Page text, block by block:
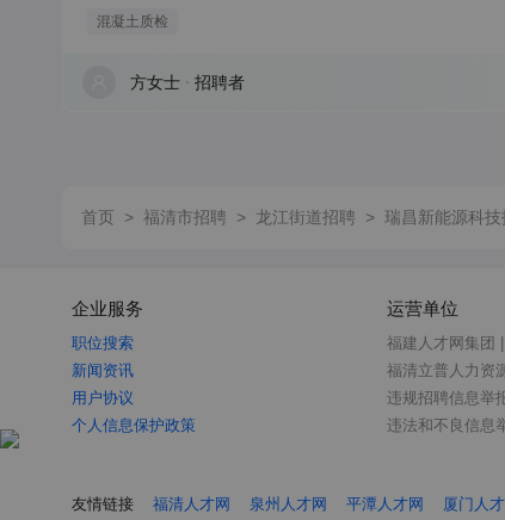
混凝土质检
方女士 招聘者
首页 > 福清市招聘 > 龙江街道招聘 > 瑞昌新能源科技
企业服务
职位搜索
新闻资讯
用户协议
个人信息保护政策
运营单位
福建人才网集团
福清立普人力资
违规招聘信息举
违法和不良信息
友情链接 福清人才网 泉州人才网 平潭人才网 厦门人